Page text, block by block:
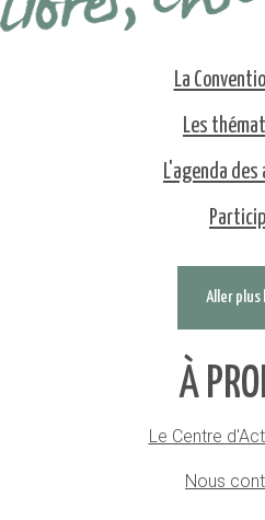
La
Les
L'agenda
Aller plus
À
Le Centre
Nous